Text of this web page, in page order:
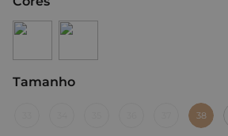
Tamanho
38